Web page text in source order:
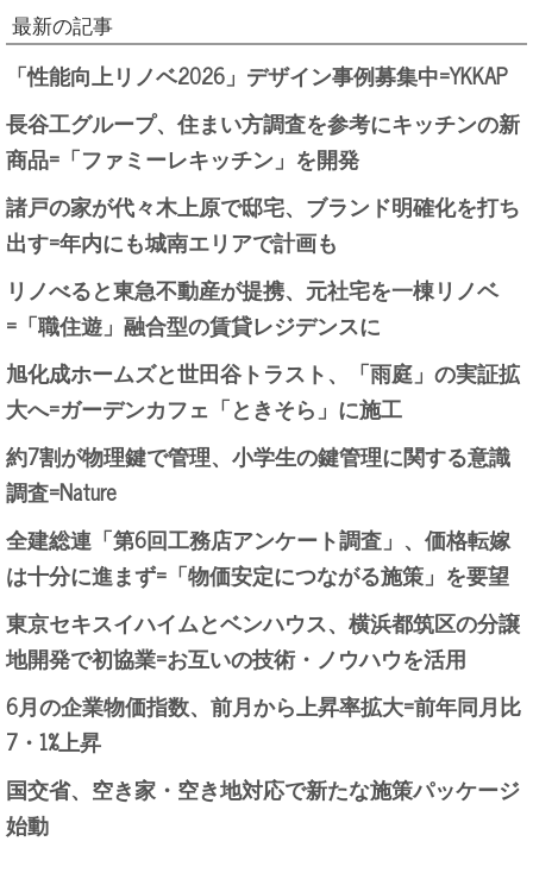
最新の記事
「性能向上リノベ2026」デザイン事例募集中=YKKAP
長谷工グループ、住まい方調査を参考にキッチンの新
商品=「ファミーレキッチン」を開発
諸戸の家が代々木上原で邸宅、ブランド明確化を打ち
出す=年内にも城南エリアで計画も
リノべると東急不動産が提携、元社宅を一棟リノベ
=「職住遊」融合型の賃貸レジデンスに
旭化成ホームズと世田谷トラスト、「雨庭」の実証拡
大へ=ガーデンカフェ「ときそら」に施工
約7割が物理鍵で管理、小学生の鍵管理に関する意識
調査=Nature
全建総連「第6回工務店アンケート調査」、価格転嫁
は十分に進まず=「物価安定につながる施策」を要望
東京セキスイハイムとベンハウス、横浜都筑区の分譲
地開発で初協業=お互いの技術・ノウハウを活用
6月の企業物価指数、前月から上昇率拡大=前年同月比
7・1%上昇
国交省、空き家・空き地対応で新たな施策パッケージ
始動